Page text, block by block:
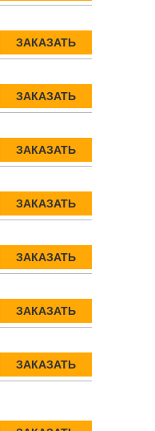
ЗАКАЗАТЬ
ЗАКАЗАТЬ
ЗАКАЗАТЬ
ЗАКАЗАТЬ
ЗАКАЗАТЬ
ЗАКАЗАТЬ
ЗАКАЗАТЬ